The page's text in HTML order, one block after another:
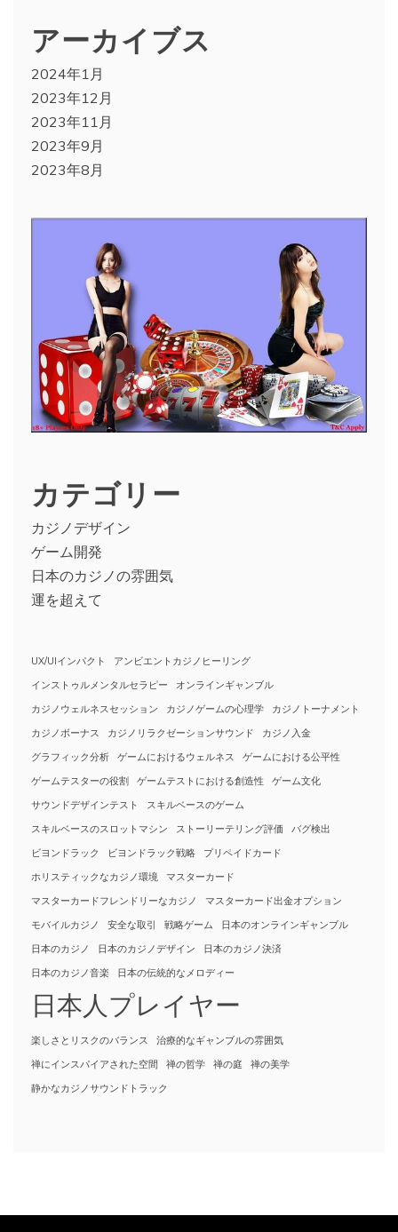
アーカイブス
2024年1月
2023年12月
2023年11月
2023年9月
2023年8月
カテゴリー
カジノデザイン
ゲーム開発
日本のカジノの雰囲気
運を超えて
UX/UIインパクト
アンビエントカジノヒーリング
インストゥルメンタルセラピー
オンラインギャンブル
カジノウェルネスセッション
カジノゲームの心理学
カジノトーナメント
カジノボーナス
カジノリラクゼーションサウンド
カジノ入金
グラフィック分析
ゲームにおけるウェルネス
ゲームにおける公平性
ゲームテスターの役割
ゲームテストにおける創造性
ゲーム文化
サウンドデザインテスト
スキルベースのゲーム
スキルベースのスロットマシン
ストーリーテリング評価
バグ検出
ビヨンドラック
ビヨンドラック戦略
プリペイドカード
ホリスティックなカジノ環境
マスターカード
マスターカードフレンドリーなカジノ
マスターカード出金オプション
モバイルカジノ
安全な取引 戦略ゲーム
日本のオンラインギャンブル
日本のカジノ
日本のカジノデザイン
日本のカジノ決済
日本のカジノ音楽
日本の伝統的なメロディー
日本人プレイヤー
楽しさとリスクのバランス
治療的なギャンブルの雰囲気
禅にインスパイアされた空間
禅の哲学 禅の庭
禅の美学
静かなカジノサウンドトラック